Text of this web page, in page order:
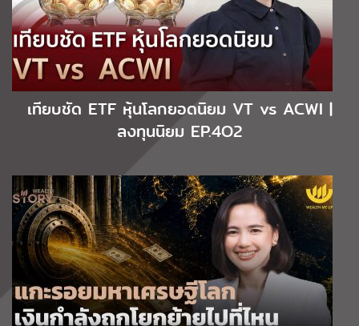
เทียบชัด ETF หุ้นโลกยอดนิยม VT vs ACWI |
ลงทุนนิยม EP.4O2